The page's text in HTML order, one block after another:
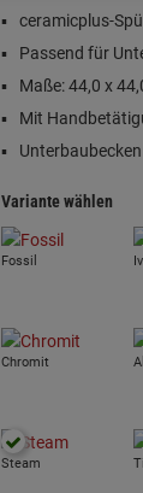
ceramicplus-
Passend für
Maße: 44,0 x
Mit
Unterbaubecken
Variante wählen
Fossil
Chromit
Steam